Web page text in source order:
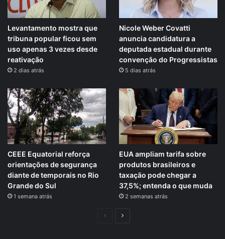
Levantamento mostra que
tribuna popular ficou sem
uso apenas 3 vezes desde
reativação
2 dias atrás
Nicole Weber Covatti
anuncia candidatura a
deputada estadual durante
convenção do Progressistas
5 dias atrás
CEEE Equatorial reforça
orientações de segurança
diante de temporais no Rio
Grande do Sul
1 semana atrás
EUA ampliam tarifa sobre
produtos brasileiros e
taxação pode chegar a
37,5%; entenda o que muda
2 semanas atrás
PáginaPróxima